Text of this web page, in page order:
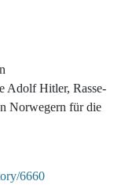
Adolf Hitler, Rasse-
Norwegern für die
6660